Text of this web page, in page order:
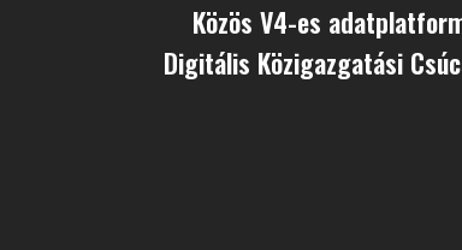
Közös V4-es
Digitális Közigazgatási